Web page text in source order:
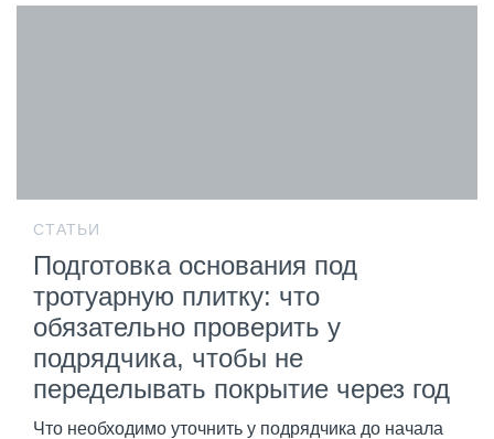
СТАТЬИ
Подготовка основания под
тротуарную плитку: что
обязательно проверить у
подрядчика, чтобы не
переделывать покрытие через год
Что необходимо уточнить у подрядчика до начала